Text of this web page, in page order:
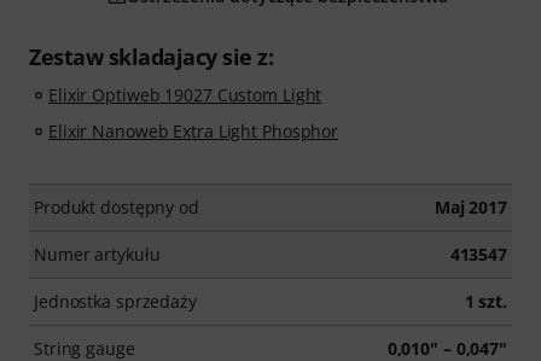
Zestaw skladajacy sie z:
Elixir Optiweb 19027 Custom Light
Elixir Nanoweb Extra Light Phosphor
Produkt dostępny od Maj 2017
Numer artykułu 413547
Jednostka sprzedaży 1 szt.
String gauge 0,010" – 0,047"